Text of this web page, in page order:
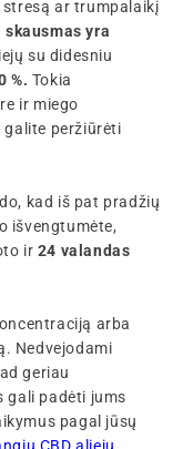
ar trumpalaikį
skausmas yra
su didesniu
%. Tokia
ir miego
peržiūrėti
kad iš pat pradžių
išvengtumėte,
ir 24 valandas
arba
Nedvejodami
geriau
gali padėti jums
pagal jūsų
CBD aliejų